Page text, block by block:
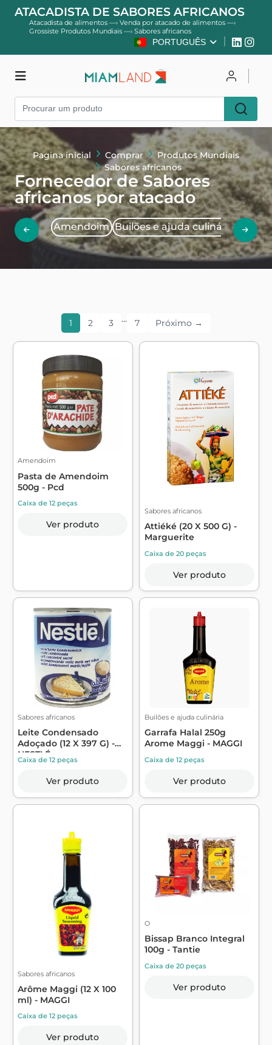
ATACADISTA DE SABORES AFRICANOS
Atacadista de alimentos —› Venda por atacado de alimentos —›
Grossiste Produtos Mundiais —›Sabores africanos
PORTUGUÊS
Pagina inicial Comprar
Produtos Mundiais
Sabores africanos
Fornecedor de Sabores
africanos por atacado
Amendoim Builões e ajuda culinária
1 2 3 … 7 Próximo →
Amendoim
Pasta de Amendoim
500g - Pcd
Caixa de 12 peças
Ver produto
Sabores africanos
Attiéké (20 X 500 G) -
Marguerite
Caixa de 20 peças
Ver produto
Sabores africanos
Leite Condensado
Adoçado (12 X 397 G) -
NESTLÉ
Caixa de 12 peças
Ver produto
Builões e ajuda culinária
Garrafa Halal 250g
Arome Maggi - MAGGI
Caixa de 12 peças
Ver produto
Sabores africanos
Arôme Maggi (12 X 100
ml) - MAGGI
Caixa de 12 peças
Ver produto
O
Bissap Branco Integral
100g - Tantie
Caixa de 20 peças
Ver produto
Comprar
Cadastre-se